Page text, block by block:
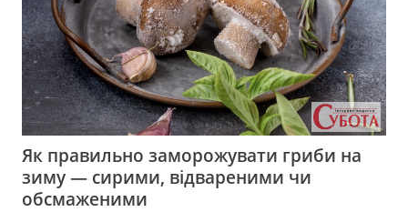
Як правильно заморожувати гриби на
зиму — сирими, відвареними чи
обсмаженими